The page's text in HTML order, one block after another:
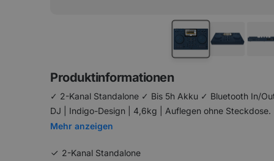
Produktinformationen
✓ 2-Kanal Standalone ✓ Bis 5h Akku ✓ Bluetooth In/
DJ | Indigo-Design | 4,6kg | Auflegen ohne Steckdose.
Mehr anzeigen
2-Kanal Standalone